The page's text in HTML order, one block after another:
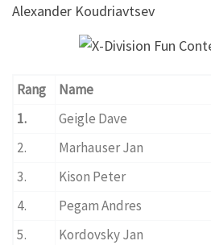
Alexander Koudriavtsev
Rang Name
1.
Geigle Dave
2.
Marhauser Jan
3.
Kison Peter
4.
Pegam Andres
5.
Kordovsky Jan